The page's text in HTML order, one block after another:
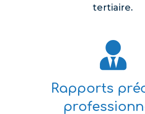
tertiaire.

Rapports